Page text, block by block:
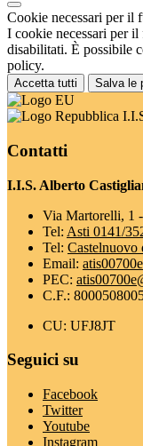
Cookie necessari per il
I cookie necessari per il
disabilitati. È possibile
policy.
Accetta tutti Salva le
Contatti
I.I.S. Alberto
Via Martorelli, 1
Tel: Asti 0141/
Tel: Castelnuovo
Email:
PEC:
C.F.:
CU: UFJ8JT
Seguici su
Facebook
Twitter
Youtube
Instagram